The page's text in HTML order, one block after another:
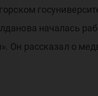
началась
Он рассказал о